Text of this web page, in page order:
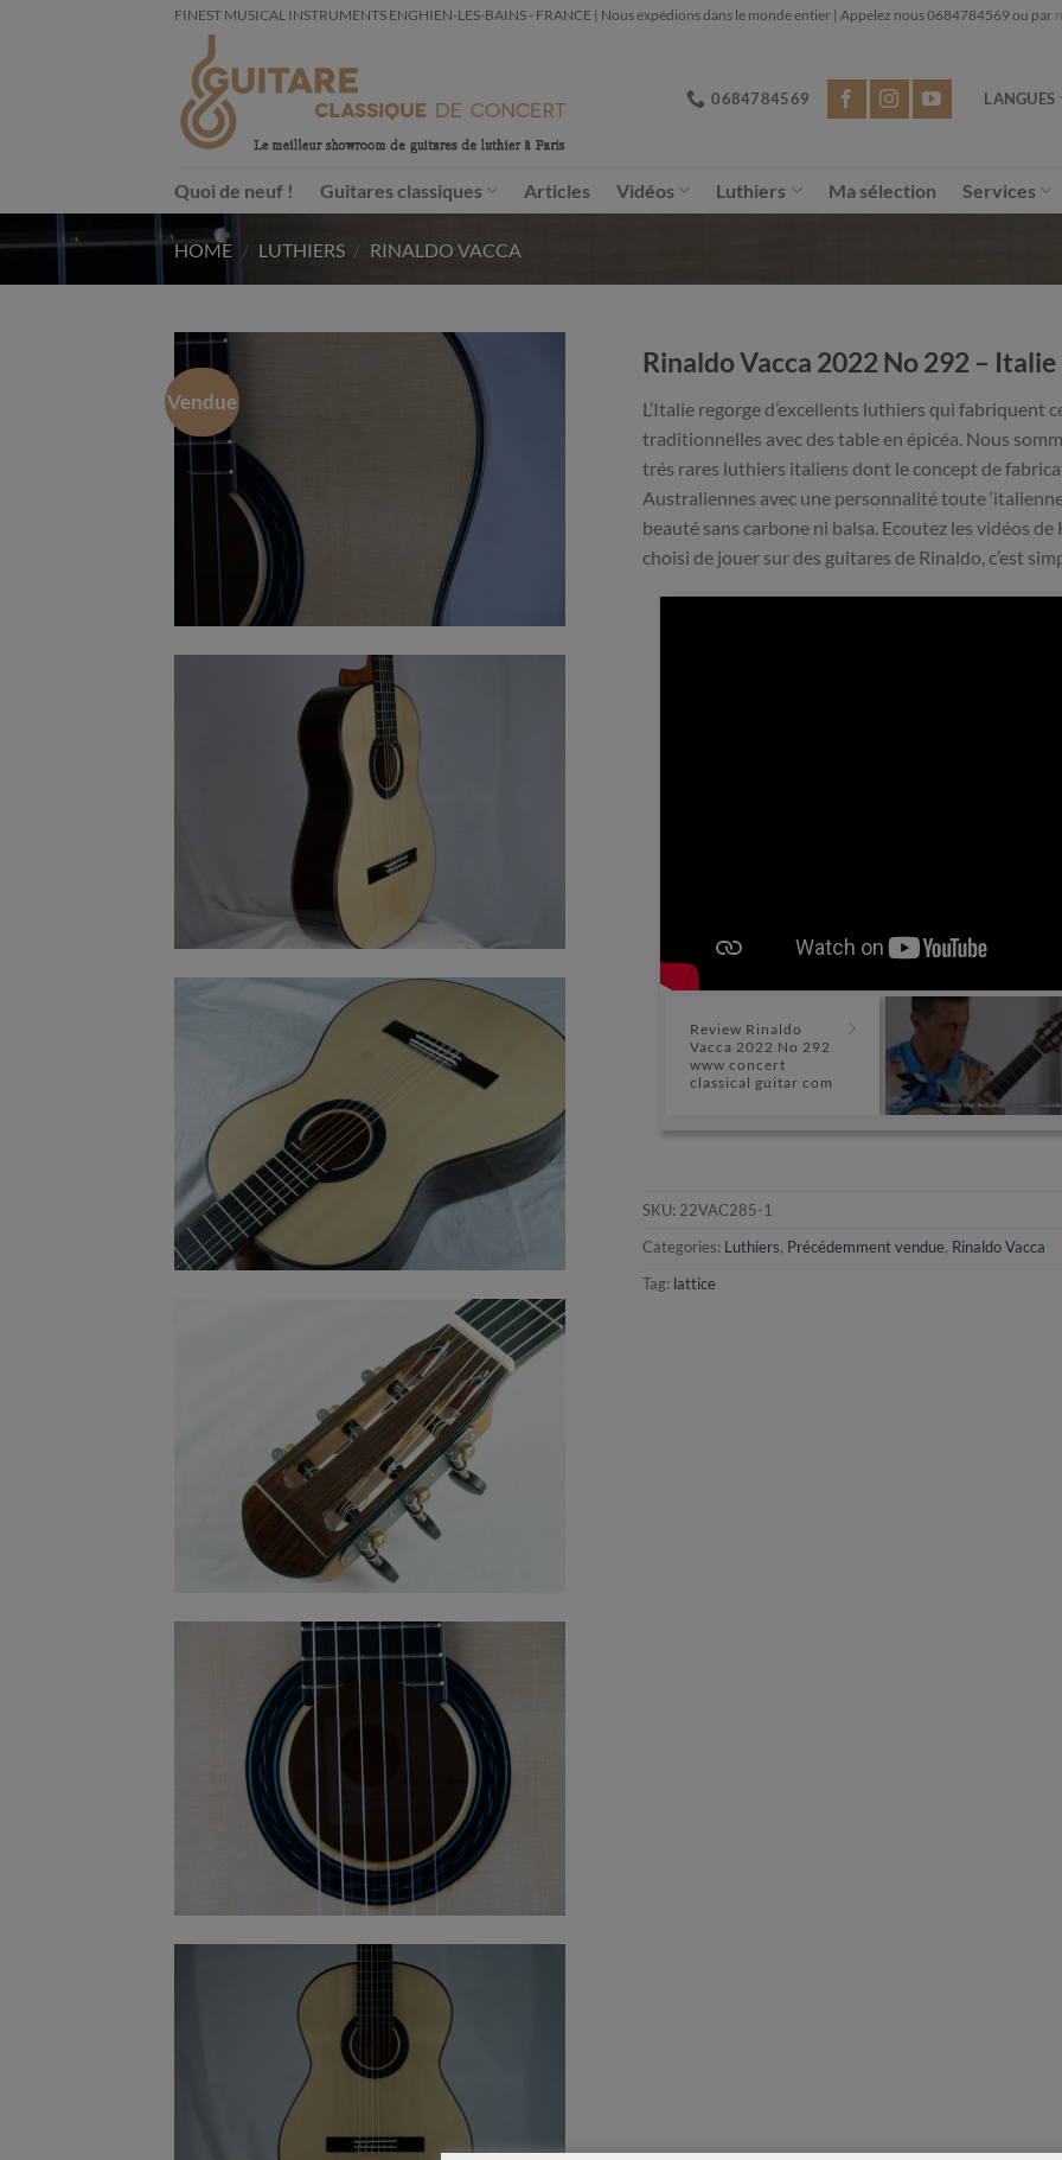
FINEST MUSICAL INSTRUMENTS ENGHIEN-LES-BAINS - FRANCE | Nous expédions dans le monde entier | Appelez nous 0684784569 ou par
0684784569 LANGUES
Quoi de neuf ! Guitares classiques Articles Vidéos Luthiers Ma sélection Services
HOME / LUTHIERS / RINALDO VACCA
Vendue
Rinaldo Vacca 2022 No 292 – Italie
L’Italie regorge d’excellents luthiers qui fabriquent
traditionnelles avec des table en épicéa. Nous
trés rares luthiers italiens dont le concept de
Australiennes avec une personnalité toute
beauté sans carbone ni balsa. Ecoutez les vidéos
choisi de jouer sur des guitares de Rinaldo, c’est
Review Rinaldo
Vacca 2022 No 292
www concert
classical guitar com
SKU: 22VAC285-1
Categories: Luthiers, Précédemment vendue, Rinaldo Vacca
Tag: lattice